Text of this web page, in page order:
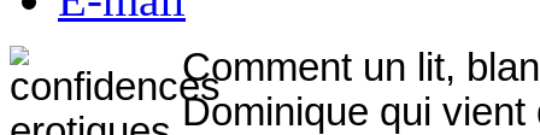
Comment un lit,
Dominique qui vient